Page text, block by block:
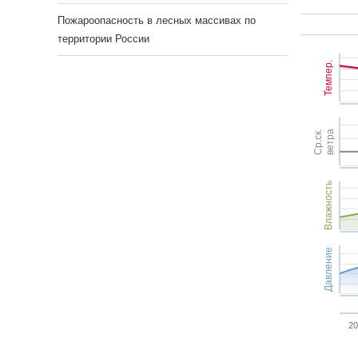
Темпер.
Ср.ск.ветра
Влажность
Давление
Пожароопасность в лесных массивах по
территории России